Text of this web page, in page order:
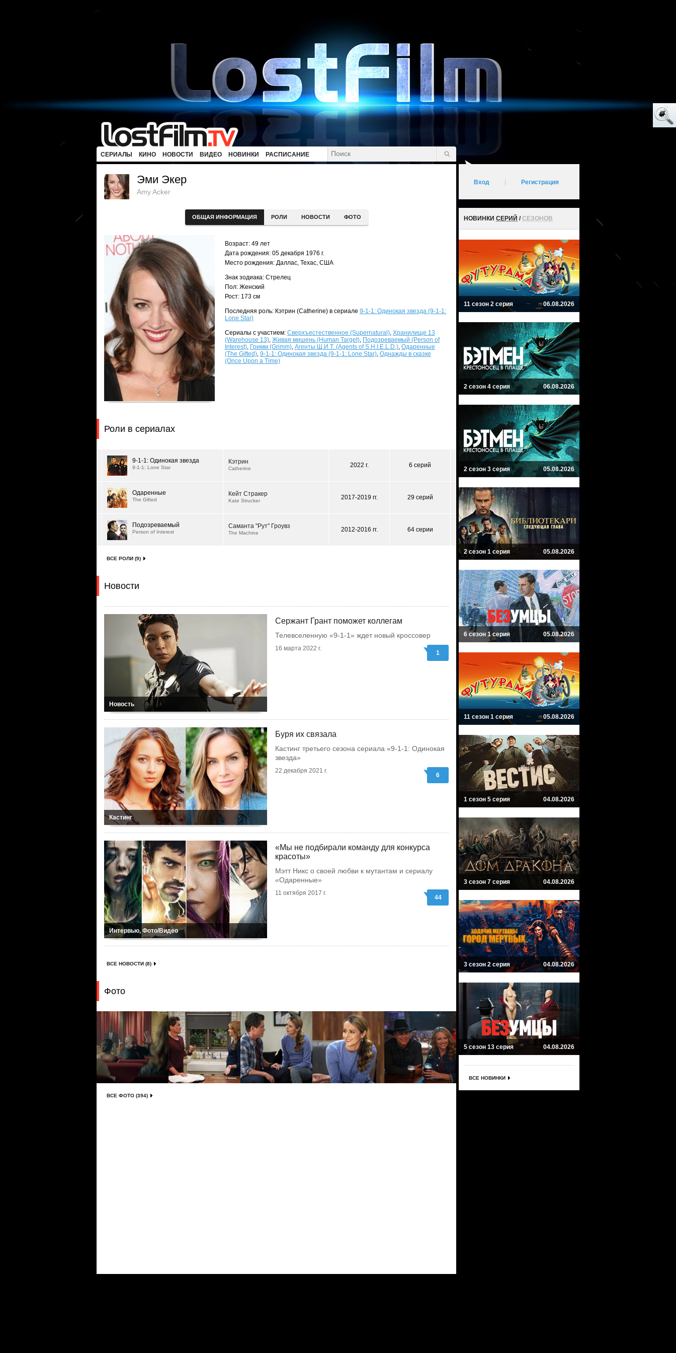
СЕРИАЛЫ КИНО НОВОСТИ ВИДЕО НОВИНКИ РАСПИСАНИЕ
Эми Экер
Amy Acker
ОБЩАЯ ИНФОРМАЦИЯ РОЛИ НОВОСТИ ФОТО
Возраст: 49 лет
Дата рождения: 05 декабря 1976 г.
Место рождения: Даллас, Техас, США
Знак зодиака: Стрелец
Пол: Женский
Рост: 173 см
Последняя роль: Кэтрин (Catherine) в сериале 9-1-1: Одинокая звезда (9-1-1:
Lone Star)
Сериалы с участием: Сверхъестественное (Supernatural), Хранилище 13
(Warehouse 13), Живая мишень (Human Target), Подозреваемый (Person of
Interest), Гримм (Grimm), Агенты Щ.И.Т. (Agents of S.H.I.E.L.D.), Одаренные
(The Gifted), 9-1-1: Одинокая звезда (9-1-1: Lone Star), Однажды в сказке
(Once Upon a Time)
Роли в сериалах
9-1-1: Одинокая звезда
9-1-1: Lone Star
Кэтрин
Catherine 2022 г. 6 серий
Одаренные
The Gifted
Кейт Стракер
Kate Strucker 2017-2019 гг. 29 серий
Подозреваемый
Person of Interest
Саманта "Рут" Гроувз
The Machine 2012-2016 гг. 64 серии
ВСЕ РОЛИ (9)
Новости
Новость
Сержант Грант поможет коллегам
Телевселенную «9-1-1» ждет новый кроссовер
16 марта 2022 г.
1
Кастинг
Буря их связала
Кастинг третьего сезона сериала «9-1-1: Одинокая
звезда»
22 декабря 2021 г.
6
Интервью, Фото/Видео
«Мы не подбирали команду для конкурса
красоты»
Мэтт Никс о своей любви к мутантам и сериалу
«Одаренные»
11 октября 2017 г.
44
ВСЕ НОВОСТИ (8)
Фото
ВСЕ ФОТО (394)
Вход Регистрация
НОВИНКИ СЕРИЙ /СЕЗОНОВ
11 сезон 2 серия 06.08.2026
2 сезон 4 серия 06.08.2026
2 сезон 3 серия 05.08.2026
2 сезон 1 серия 05.08.2026
6 сезон 1 серия 05.08.2026
11 сезон 1 серия 05.08.2026
1 сезон 5 серия 04.08.2026
3 сезон 7 серия 04.08.2026
3 сезон 2 серия 04.08.2026
5 сезон 13 серия 04.08.2026
ВСЕ НОВИНКИ